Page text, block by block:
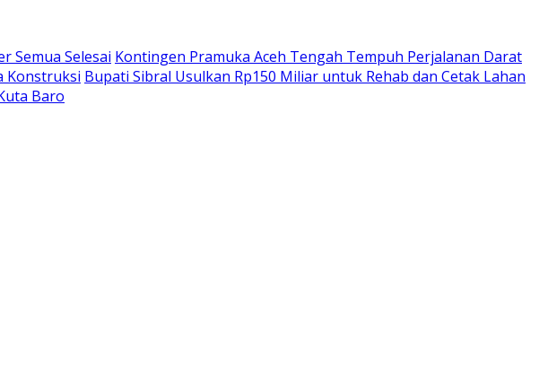
Semua Selesai Kontingen Pramuka Aceh Tengah Tempuh Perjalanan Darat
Konstruksi Bupati Sibral Usulkan Rp150 Miliar untuk Rehab dan Cetak Lahan
Baro